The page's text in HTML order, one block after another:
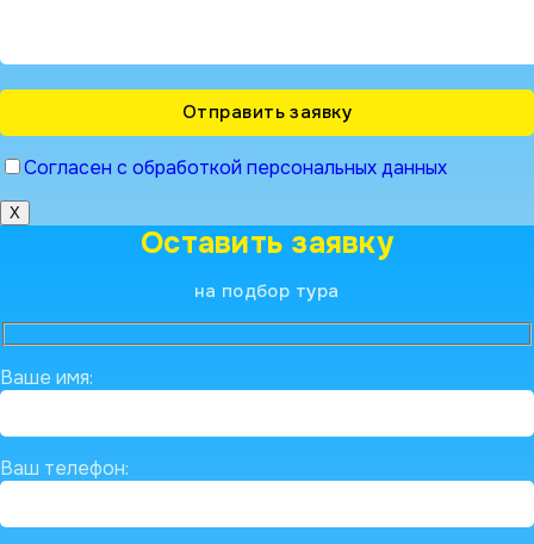
Согласен с обработкой персональных данных
X
Оставить заявку
на подбор тура
Ваше имя:
Ваш телефон: